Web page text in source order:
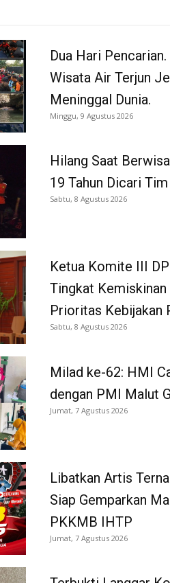
Dua Hari
Wisata Air Terjun
Meninggal Dunia.
Minggu, 9 Agustus 2026
Hilang Saat
19 Tahun Dicari
Sabtu, 8 Agustus 2026
Ketua Komite III
Tingkat
Prioritas Kebijakan
Sabtu, 8 Agustus 2026
Milad ke-62: HMI
dengan PMI Malut
Jumat, 7 Agustus 2026
Libatkan Artis
Siap Gemparkan
PKKMB IHTP
Jumat, 7 Agustus 2026